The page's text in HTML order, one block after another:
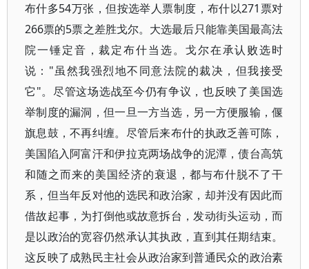
布什多54万张，但按选举人票制度，布什以271票对
266票的5票之差胜戈尔。大选最后只能靠美国最高法
院一锤定音，裁定布什当选。戈尔在承认败选时
说："虽然我强烈地不同意法院的裁决，但我接受
它"。尽管这场选战至今仍有争议，也反映了美国选
举制度的漏洞，但一旦一方当选，另一方便服输，偃
旗息鼓，不再纠缠。尽管后来布什的执政乏善可陈，
美国陷入阿富汗和伊拉克两场战争的泥潭，债台高筑
和随之而来的美国经济的衰退，都与布什脱不了干
系，但当年反对他的选民和政治家，却并没有因此而
借故起事，为打倒他或故意拆台，发动街头运动，而
是以政治的宽容仍然承认其执政，直到其任期结束。
这反映了成熟民主社会从政治家到普通民众的政治素